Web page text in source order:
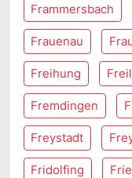
Frammersbach
Frauenau
Freihung
Fremdingen
Freystadt
Fridolfing